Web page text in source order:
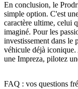
En conclusion, le
simple option. C'est
caractère ultime, celui
imaginé. Pour les
investissement dans le
véhicule déjà
une Impreza, pilotez
FAQ : vos questions